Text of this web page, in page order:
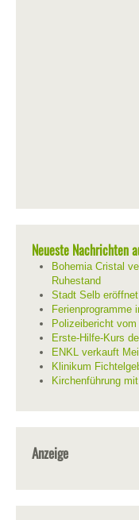
Neueste Nachrichten
Bohemia Cristal
Ruhestand
Stadt Selb
Ferienprogramme
Polizeibericht vom
Erste-Hilfe-Kurs
ENKL verkauft
Klinikum
Kirchenführung
Anzeige